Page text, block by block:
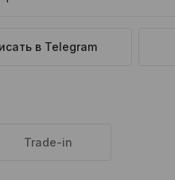
в Telegram
Trade-in